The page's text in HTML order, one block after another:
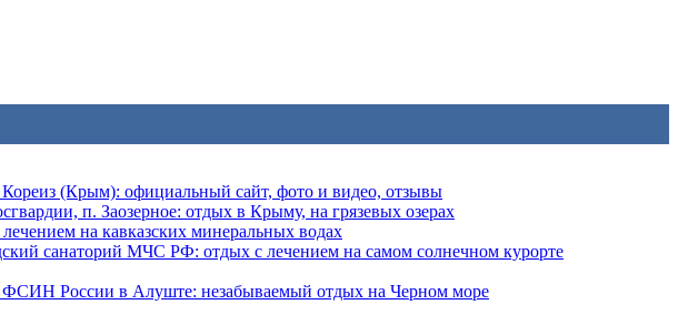
(Крым): официальный сайт, фото и видео, отзывы
п. Заозерное: отдых в Крыму, на грязевых озерах
на кавказских минеральных водах
санаторий МЧС РФ: отдых с лечением на самом солнечном курорте
ФСИН России в Алуште: незабываемый отдых на Черном море